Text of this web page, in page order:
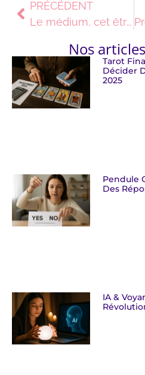
PRÉCÉDENT
Le médium, cet être qui sert d’intermédiaire avec l’invisible
Nos
Tarot
Décider
2025
Pendule
Des
IA &